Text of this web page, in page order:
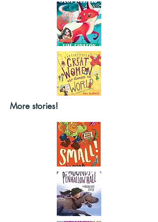
More stories!